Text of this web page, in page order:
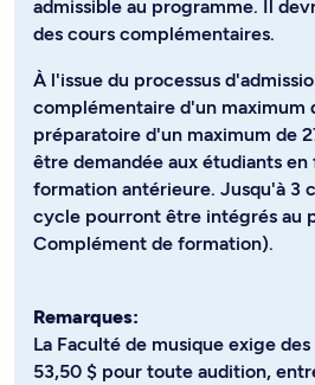
admissible au programme. Il
des cours complémentaires.
À l'issue du processus
complémentaire d'un maximum
préparatoire d'un maximum de
être demandée aux étudiants
formation antérieure. Jusqu'à 3
cycle pourront être intégrés au
Complément de formation).
Remarques:
La Faculté de musique exige
53,50 $ pour toute audition,